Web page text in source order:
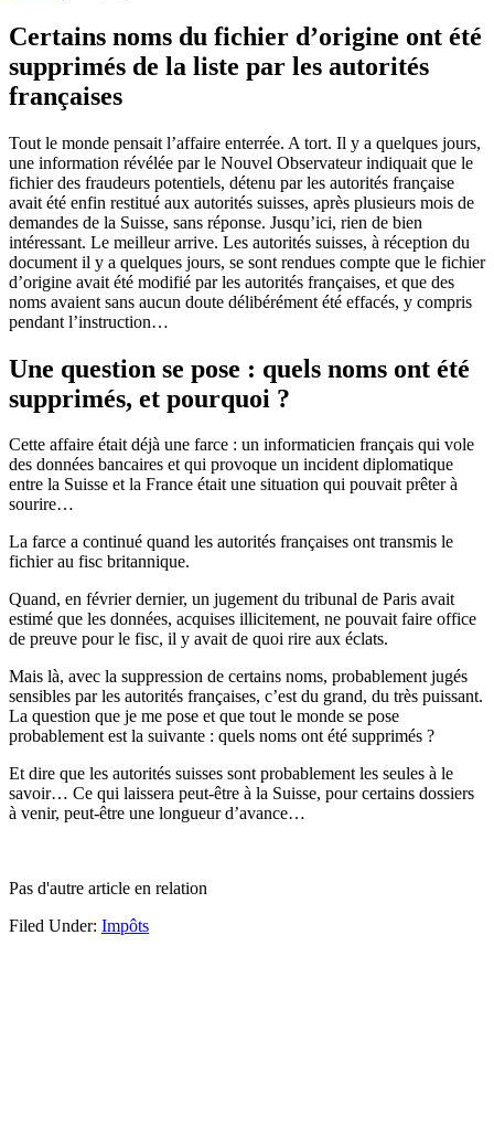
Certains noms du fichier d’origine ont été
supprimés de la liste par les autorités
françaises
Tout le monde pensait l’affaire enterrée. A tort. Il y a quelques jours,
une information révélée par le Nouvel Observateur indiquait que le
fichier des fraudeurs potentiels, détenu par les autorités française
avait été enfin restitué aux autorités suisses, après plusieurs mois de
demandes de la Suisse, sans réponse. Jusqu’ici, rien de bien
intéressant. Le meilleur arrive. Les autorités suisses, à réception du
document il y a quelques jours, se sont rendues compte que le fichier
d’origine avait été modifié par les autorités françaises, et que des
noms avaient sans aucun doute délibérément été effacés, y compris
pendant l’instruction…
Une question se pose : quels noms ont été
supprimés, et pourquoi ?
Cette affaire était déjà une farce : un informaticien français qui vole
des données bancaires et qui provoque un incident diplomatique
entre la Suisse et la France était une situation qui pouvait prêter à
sourire…
La farce a continué quand les autorités françaises ont transmis le
fichier au fisc britannique.
Quand, en février dernier, un jugement du tribunal de Paris avait
estimé que les données, acquises illicitement, ne pouvait faire office
de preuve pour le fisc, il y avait de quoi rire aux éclats.
Mais là, avec la suppression de certains noms, probablement jugés
sensibles par les autorités françaises, c’est du grand, du très puissant.
La question que je me pose et que tout le monde se pose
probablement est la suivante : quels noms ont été supprimés ?
Et dire que les autorités suisses sont probablement les seules à le
savoir… Ce qui laissera peut-être à la Suisse, pour certains dossiers
à venir, peut-être une longueur d’avance…
Pas d'autre article en relation
Filed Under: Impôts